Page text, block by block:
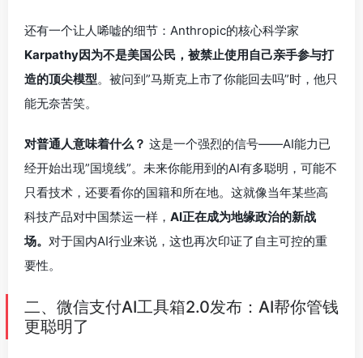
还有一个让人唏嘘的细节：Anthropic的核心科学家
Karpathy因为不是美国公民，被禁止使用自己亲手参与打
造的顶尖模型。被问到”马斯克上市了你能回去吗”时，他只
能无奈苦笑。
对普通人意味着什么？ 这是一个强烈的信号——AI能力已
经开始出现”国境线”。未来你能用到的AI有多聪明，可能不
只看技术，还要看你的国籍和所在地。这就像当年某些高
科技产品对中国禁运一样， AI正在成为地缘政治的新战
场。 对于国内AI行业来说，这也再次印证了自主可控的重
要性。
二、微信支付AI工具箱2.0发布：AI帮你管钱
更聪明了